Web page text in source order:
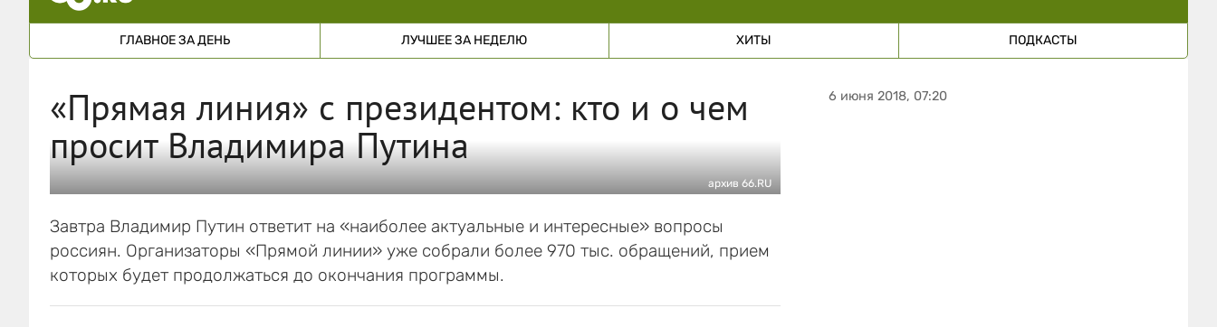
ГЛАВНОЕ ЗА ДЕНЬ ЛУЧШЕЕ ЗА НЕДЕЛЮ ХИТЫ ПОДКАСТЫ
«Прямая линия» с президентом: кто и о чем
просит Владимира Путина
архив 66.RU
Завтра Владимир Путин ответит на «наиболее актуальные и интересные» вопросы
россиян. Организаторы «Прямой линии» уже собрали более 970 тыс. обращений, прием
которых будет продолжаться до окончания программы.
6 июня 2018, 07:20